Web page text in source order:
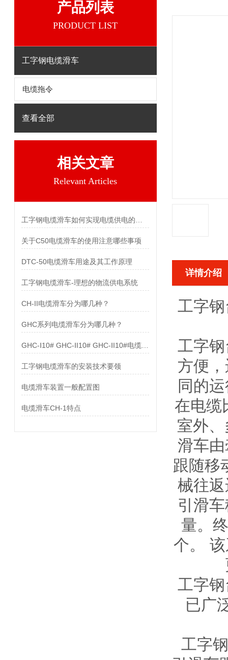
产品列表
PRODUCT LIST
工字钢电缆滑车
电缆拖令
查看全部
相关文章
Relevant Articles
关于C50电缆滑车的使用注意哪些事项
DTC-50电缆滑车用途及其工作原理
工字钢电缆滑车-理想的物流供电系统
CH-II电缆滑车分为哪几种？
GHC系列电缆滑车分为哪几种？
工字钢电缆滑车的安装技术要领
电缆滑车装置一般配置图
电缆滑车CH-1特点
详情介绍
工字
工字
方便
同的
在电缆
室外
滑车
跟随移
械往
引滑
量。
个。
工字
已广
工字